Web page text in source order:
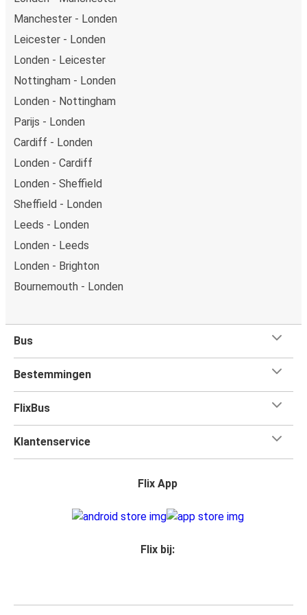
Manchester - Londen
Leicester - Londen
Londen - Leicester
Nottingham - Londen
Londen - Nottingham
Parijs - Londen
Cardiff - Londen
Londen - Cardiff
Londen - Sheffield
Sheffield - Londen
Leeds - Londen
Londen - Leeds
Londen - Brighton
Bournemouth - Londen
Bus
Bestemmingen
FlixBus
Klantenservice
Flix App
Flix bij: